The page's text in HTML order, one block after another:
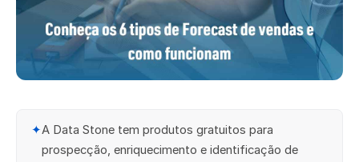
✦A Data Stone tem produtos gratuitos para
prospecção, enriquecimento e identificação de